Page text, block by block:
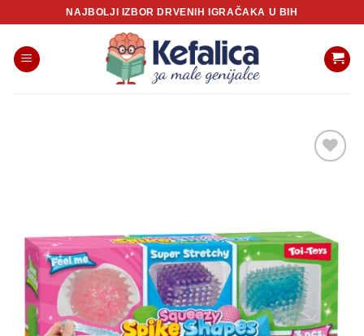
content
NAJBOLJI IZBOR DRVENIH IGRAČAKA U BIH